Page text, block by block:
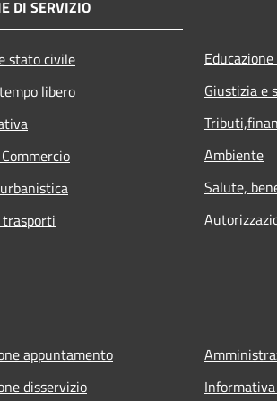
DI SERVIZIO
stato civile
libero
Giustizia e
Ambiente
Salute,
appuntamento
disservizio